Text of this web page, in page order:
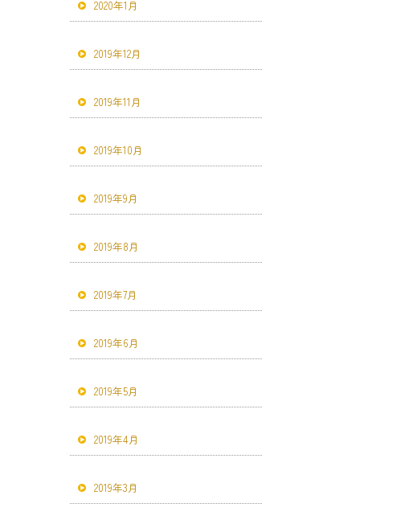
2020年1月
2019年12月
2019年11月
2019年10月
2019年9月
2019年8月
2019年7月
2019年6月
2019年5月
2019年4月
2019年3月